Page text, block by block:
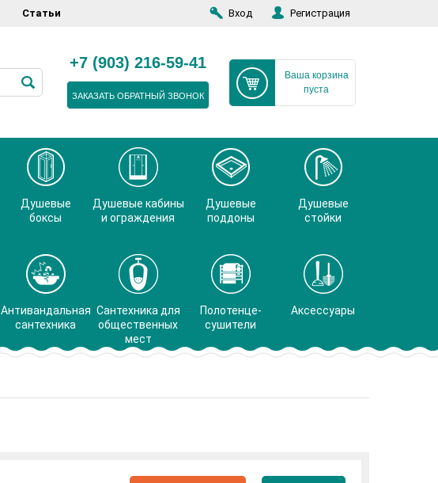
Статьи Вход Регистрация
+7 (903) 216-59-41
ЗАКАЗАТЬ ОБРАТНЫЙ ЗВОНОК
Ваша корзина
пуста
Душевые
боксы
Душевые кабины
и ограждения
Душевые
поддоны
Душевые
стойки
Антивандальная
сантехника
Сантехника для
общественных
мест
Полотенце-
сушители
Аксессуары